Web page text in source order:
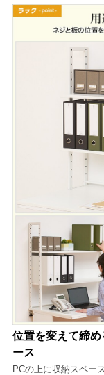
位置を変えて締
ース
PCの上に収納スペー